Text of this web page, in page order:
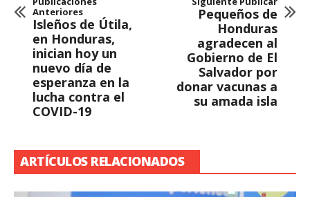
Anteriores
Isleños de Útila,
en Honduras,
inician hoy un
nuevo día de
esperanza en la
lucha contra el
COVID-19
Pequeños de
Honduras
agradecen al
Gobierno de El
Salvador por
donar vacunas a
su amada isla
ARTÍCULOS RELACIONADOS